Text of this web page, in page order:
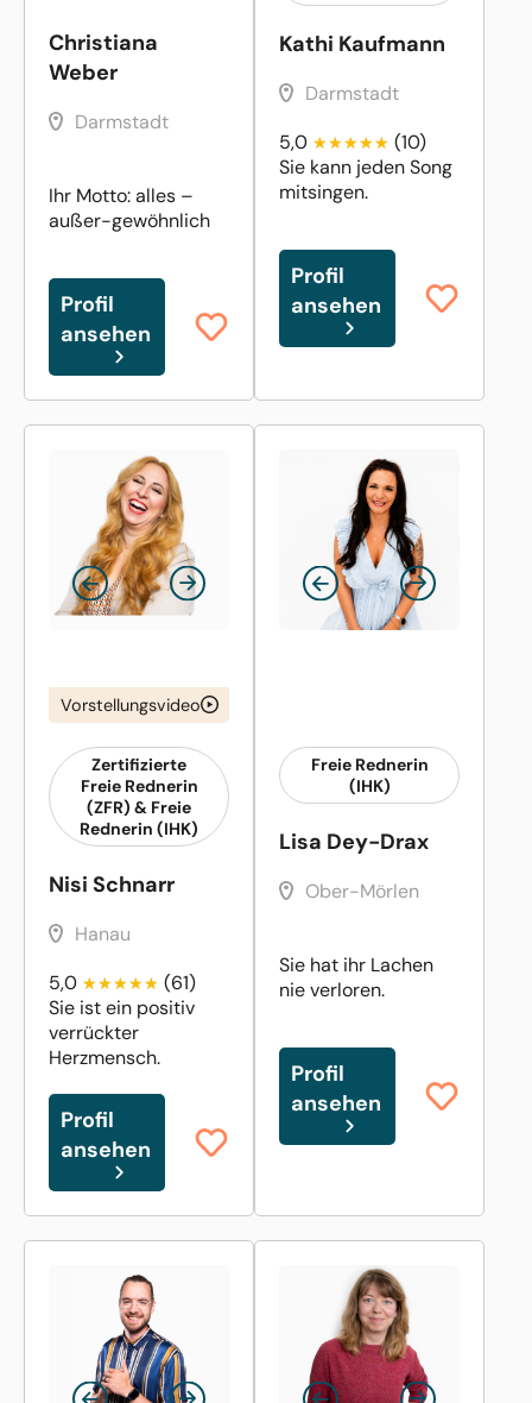
Christiana
Weber
Darmstadt
Ihr Motto: alles –
außer-gewöhnlich
Profil
ansehen
Kathi Kaufmann
Darmstadt
5,0
(10)
Sie kann jeden Song
mitsingen.
Profil
ansehen
Vorstellungsvideo
Zertifizierte
Freie Rednerin
(ZFR) & Freie
Rednerin (IHK)
Nisi Schnarr
Hanau
5,0
(61)
Sie ist ein positiv
verrückter
Herzmensch.
Profil
ansehen
Freie Rednerin
(IHK)
Lisa Dey-Drax
Ober-Mörlen
Sie hat ihr Lachen
nie verloren.
Profil
ansehen